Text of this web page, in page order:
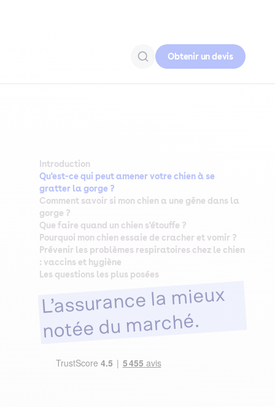
Obtenir un devis
Introduction
Qu'est-ce qui peut amener votre chien à se
gratter la gorge ?
Comment savoir si mon chien a une gêne dans la
gorge ?
Que faire quand un chien s'étouffe ?
Pourquoi mon chien essaie de cracher et vomir ?
Prévenir les problèmes respiratoires chez le chien
: vaccins et hygiène
Les questions les plus posées
L’assurance la mieux
notée du marché.